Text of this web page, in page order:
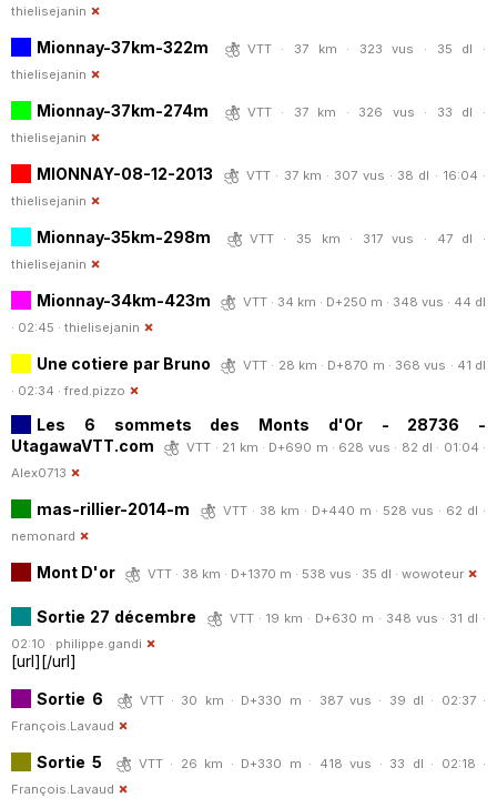
thielisejanin
Mionnay-37km-322m
VTT · 37 km · 323 vus · 35 dl ·
thielisejanin
Mionnay-37km-274m
VTT · 37 km · 326 vus · 33 dl ·
thielisejanin
MIONNAY-08-12-2013
VTT · 37 km · 307 vus · 38 dl · 16:04 ·
thielisejanin
Mionnay-35km-298m
VTT · 35 km · 317 vus · 47 dl ·
thielisejanin
Mionnay-34km-423m
VTT · 34 km · D+250 m · 348 vus · 44 dl
· 02:45 · thielisejanin
Une cotiere par Bruno
VTT · 28 km · D+870 m · 368 vus · 41 dl
· 02:34 · fred.pizzo
Les 6 sommets des Monts d'Or - 28736 -
UtagawaVTT.com
VTT · 21 km · D+690 m · 628 vus · 82 dl · 01:04 ·
Alex0713
mas-rillier-2014-m
VTT · 38 km · D+440 m · 528 vus · 62 dl ·
nemonard
Mont D'or VTT · 38 km · D+1370 m · 538 vus · 35 dl · wowoteur
Sortie 27 décembre
VTT · 19 km · D+630 m · 348 vus · 31 dl ·
02:10 · philippe.gandi
[url][/url]
Sortie 6
VTT · 30 km · D+330 m · 387 vus · 39 dl · 02:37 ·
François.Lavaud
Sortie 5
VTT · 26 km · D+330 m · 418 vus · 33 dl · 02:18 ·
François.Lavaud